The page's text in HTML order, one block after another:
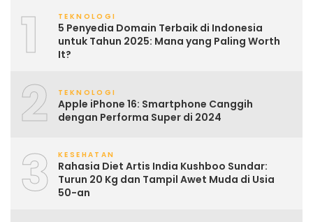
1 TEKNOLOGI
5 Penyedia Domain Terbaik di Indonesia
untuk Tahun 2025: Mana yang Paling Worth
It?
2 TEKNOLOGI
Apple iPhone 16: Smartphone Canggih
dengan Performa Super di 2024
3 KESEHATAN
Rahasia Diet Artis India Kushboo Sundar:
Turun 20 Kg dan Tampil Awet Muda di Usia
50-an